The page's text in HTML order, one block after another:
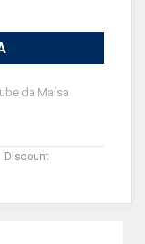
da Maísa
Discount